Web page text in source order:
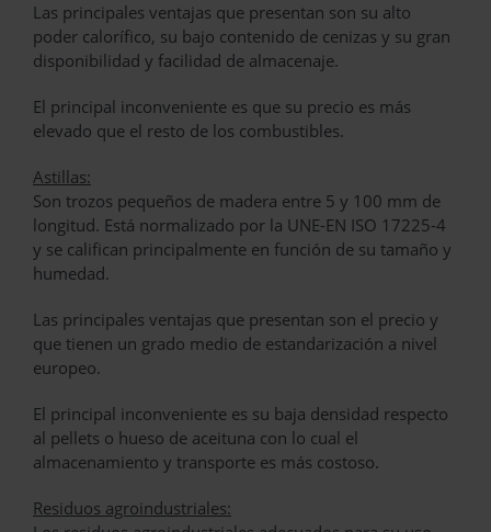
Las principales ventajas que presentan son su alto
poder calorífico, su bajo contenido de cenizas y su gran
disponibilidad y facilidad de almacenaje.
El principal inconveniente es que su precio es más
elevado que el resto de los combustibles.
Astillas:
Son trozos pequeños de madera entre 5 y 100 mm de
longitud. Está normalizado por la UNE-EN ISO 17225-4
y se califican principalmente en función de su tamaño y
humedad.
Las principales ventajas que presentan son el precio y
que tienen un grado medio de estandarización a nivel
europeo.
El principal inconveniente es su baja densidad respecto
al pellets o hueso de aceituna con lo cual el
almacenamiento y transporte es más costoso.
Residuos agroindustriales: